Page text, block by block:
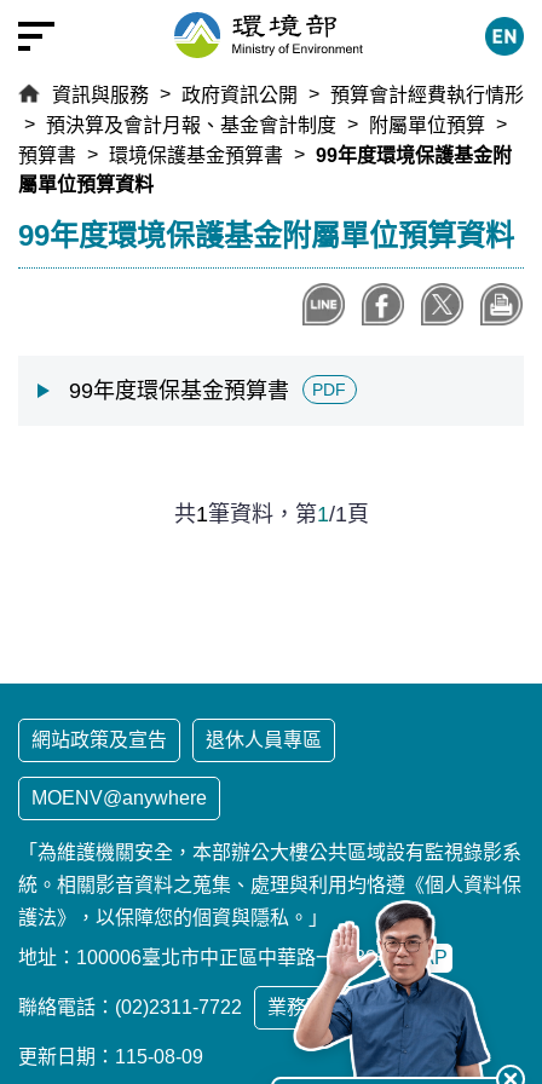
跳
到
要
容
區
塊
資訊與服務 政府資訊公開
預算會計經費執行情形
預決算及會計月報、基金會計制度
附屬單位預算
預算書
環境保護基金預算書
99年度環境保護基金附
屬單位預算資料
:::
99年度環境保護基金附屬單位預算資料
99年度環保基金預算書 PDF
共1筆資料， 第1/1頁
網站政策及宣告 退休人員專區
MOENV@anywhere
「為維護機關安全，本部辦公大樓公共區域設有監視錄影系
統。相關影音資料之蒐集、處理與利用均恪遵《個人資料保
護法》，以保障您的個資與隱私。」
地址：100006臺北市中正區中華路一段83號 MAP
聯絡電話：(02)2311-7722 業務聯繫窗口
更新日期：115-08-09